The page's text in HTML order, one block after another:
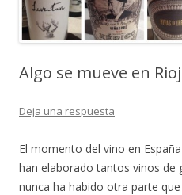
Algo se mueve en
Deja una respuesta
El momento del vino en
han elaborado tantos vinos de
nunca ha habido otra parte